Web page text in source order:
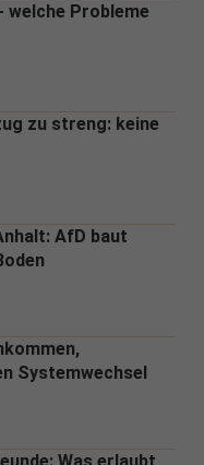
welche Probleme
zu streng: keine
AfD baut
Systemwechsel